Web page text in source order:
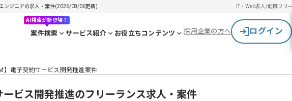
ンジニアの求人・案件(2026/08/06更新) IT・Web求人/転職フリ
AI検索が新登場！
案件検索 サービス紹介 お役立ちコンテンツ 採用企業の方へ ログイン
】電子契約サービス開発推進案件
ービス開発推進のフリーランス求人・案件